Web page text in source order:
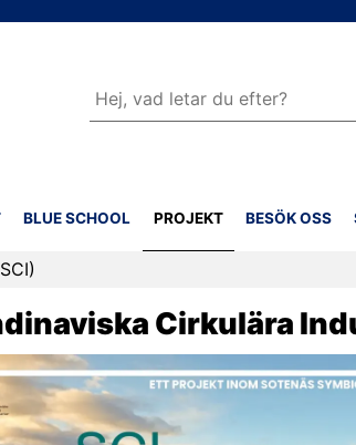
BLUE SCHOOL PROJEKT BESÖK OSS
Cirkulära